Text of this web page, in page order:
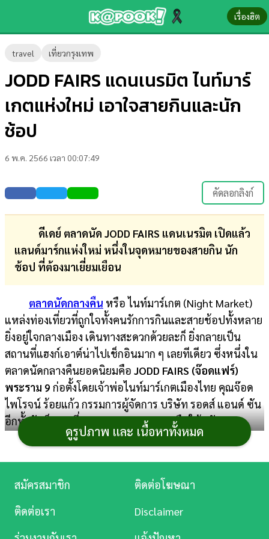
เรื่องฮิต
travel เที่ยวกรุงเทพ
JODD FAIRS แดนเนรมิต ไนท์มาร์
เกตแห่งใหม่ เอาใจสายกินและนัก
ช้อป
6 พ.ค. 2566 เวลา 00:07:49
คัดลอกลิงก์
ดีเดย์ ตลาดนัด JODD FAIRS แดนเนรมิต เปิดแล้ว
แลนด์มาร์กแห่งใหม่ หนึ่งในจุดหมายของสายกิน นัก
ช้อป ที่ต้องมาเยี่ยมเยือน
ตลาดนัดกลางคืน หรือ ไนท์มาร์เกต (Night Market)
แหล่งท่องเที่ยวที่ถูกใจทั้งคนรักการกินและสายช้อปทั้งหลาย
ยิ่งอยู่ใจกลางเมือง เดินทางสะดวกด้วยละก็ ยิ่งกลายเป็น
สถานที่แฮงก์เอาต์น่าไปเช็กอินมาก ๆ เลยทีเดียว ซึ่งหนึ่งใน
ตลาดนัดกลางคืนยอดนิยมคือ JODD FAIRS (จ๊อดแฟร์)
พระราม 9 ก่อตั้งโดยเจ้าพ่อไนท์มาร์เกตเมืองไทย คุณจ๊อด
ไพโรจน์ ร้อยแก้ว กรรมการผู้จัดการ บริษัท รอดส์ แอนด์ ซัน
อีกทั้งยังเป็นคนที่ปลุกกระแสตลาดกลางคืนให้กลับมา
ครึกครื้นอีกครั้ง
ที่รู้จักทั้งคนไทยและนักท่องเที่ยวต่างชาติ จึงเกิดเป็นโปรเจ
กต์JODD FAIRS แดนเนรมิต
ขึ้นมา และเปิดอย่างเป็น
ดูรูปภาพ และ เนื้อหาทั้งหมด
ข่าว-
ความ
รู้
บันเทิง
ตรวจ
หวย
บอล
สด
เงิน
การ
ศึกษา
บันเทิง
ดู
หนัง
สมัครสมาชิก
ติดต่อโฆษณา
ติดต่อเรา
Disclaimer